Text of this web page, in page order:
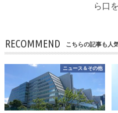
ら口
RECOMMEND こちらの記事も人
ニュース＆その他